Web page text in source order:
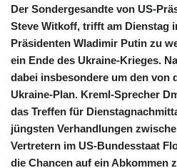
Der Sondergesandte von US-
Steve Witkoff, trifft am Dienstag
Präsidenten Wladimir Putin zu
ein Ende des Ukraine-Krieges.
dabei insbesondere um den von
Ukraine-Plan. Kreml-Sprecher
das Treffen für
jüngsten Verhandlungen
Vertretern im US-Bundesstaat
die Chancen auf ein Abkommen